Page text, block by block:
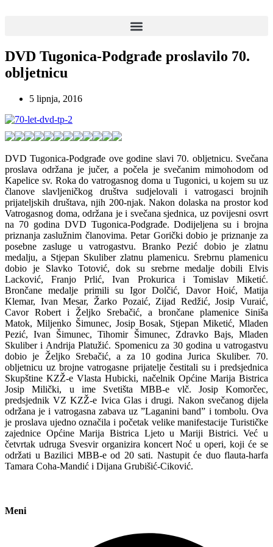
DVD Tugonica-Podgrađe proslavilo 70.
obljetnicu
5 lipnja, 2016
DVD Tugonica-Podgrađe ove godine slavi 70. obljetnicu. Svečana
proslava održana je jučer, a počela je svečanim mimohodom od
Kapelice sv. Roka do vatrogasnog doma u Tugonici, u kojem su uz
članove slavljeničkog društva sudjelovali i vatrogasci brojnih
prijateljskih društava, njih 200-njak. Nakon dolaska na prostor kod
Vatrogasnog doma, održana je i svečana sjednica, uz povijesni osvrt
na 70 godina DVD Tugonica-Podgrađe. Dodijeljena su i brojna
priznanja zaslužnim članovima. Petar Gorički dobio je priznanje za
posebne zasluge u vatrogastvu. Branko Pezić dobio je zlatnu
medalju, a Stjepan Skuliber zlatnu plamenicu. Srebrnu plamenicu
dobio je Slavko Totović, dok su srebrne medalje dobili Elvis
Lacković, Franjo Prlić, Ivan Prokurica i Tomislav Miketić.
Brončane medalje primili su Igor Dolčić, Davor Hoić, Matija
Klemar, Ivan Mesar, Žarko Pozaić, Zijad Redžić, Josip Vuraić,
Cavor Robert i Željko Srebačić, a brončane plamenice Siniša
Matok, Miljenko Šimunec, Josip Bosak, Stjepan Miketić, Mladen
Pezić, Ivan Šimunec, Tihomir Šimunec, Zdravko Bajs, Mladen
Skuliber i Andrija Platužić. Spomenicu za 30 godina u vatrogastvu
dobio je Željko Srebačić, a za 10 godina Jurica Skuliber. 70.
obljetnicu uz brojne vatrogasne prijatelje čestitali su i predsjednica
Skupštine KZŽ-e Vlasta Hubicki, načelnik Općine Marija Bistrica
Josip Milički, u ime Svetišta MBB-e vlč. Josip Komorčec,
predsjednik VZ KZŽ-e Ivica Glas i drugi. Nakon svečanog dijela
održana je i vatrogasna zabava uz ”Laganini band” i tombolu. Ova
je proslava ujedno označila i početak velike manifestacije Turističke
zajednice Općine Marija Bistrica Ljeto u Mariji Bistrici. Već u
četvrtak udruga Svesvir organizira koncert Noć u operi, koji će se
održati u Bazilici MBB-e od 20 sati. Nastupit će duo flauta-harfa
Tamara Coha-Mandić i Dijana Grubišić-Ciković.
Meni